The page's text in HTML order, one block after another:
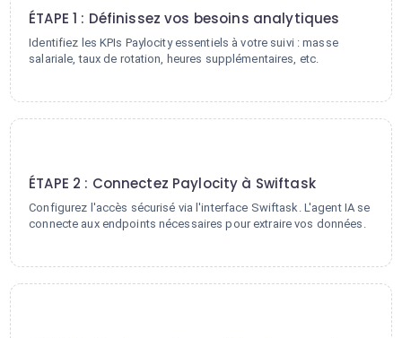
ÉTAPE 1 : Définissez vos besoins analytiques
Identifiez les KPIs Paylocity essentiels à votre suivi : masse
salariale, taux de rotation, heures supplémentaires, etc.
ÉTAPE 2 : Connectez Paylocity à Swiftask
Configurez l'accès sécurisé via l'interface Swiftask. L'agent IA se
connecte aux endpoints nécessaires pour extraire vos données.